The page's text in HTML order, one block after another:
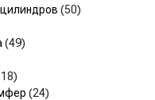
(50)
(49)
(24)